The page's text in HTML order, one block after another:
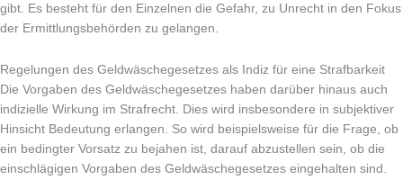
gibt. Es besteht für den Einzelnen die Gefahr, zu Unrecht in den Fokus
der Ermittlungsbehörden zu gelangen.
Regelungen des Geldwäschegesetzes als Indiz für eine Strafbarkeit
Die Vorgaben des Geldwäschegesetzes haben darüber hinaus auch
indizielle Wirkung im Strafrecht. Dies wird insbesondere in subjektiver
Hinsicht Bedeutung erlangen. So wird beispielsweise für die Frage, ob
ein bedingter Vorsatz zu bejahen ist, darauf abzustellen sein, ob die
einschlägigen Vorgaben des Geldwäschegesetzes eingehalten sind.